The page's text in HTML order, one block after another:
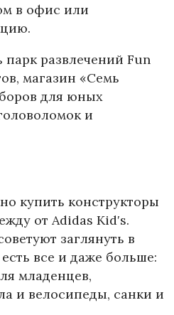
в офис или
развлечений Fun
магазин «Семь
для юных
и
купить конструкторы
от Adidas Kidʹs.
заглянуть в
все и даже больше:
младенцев,
и велосипеды, санки и